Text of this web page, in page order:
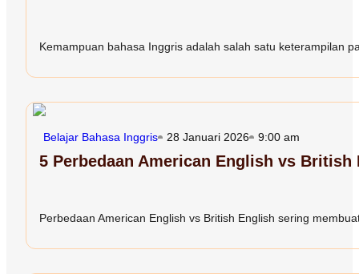
Kemampuan bahasa Inggris adalah salah satu keterampilan
Belajar Bahasa Inggris 28 Januari 2026 9:00 am
5 Perbedaan American English vs
Perbedaan American English vs British English sering